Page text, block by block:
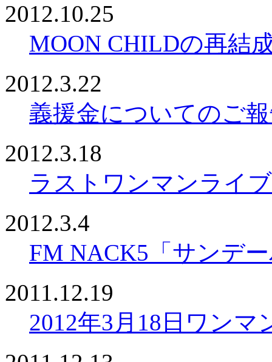
2012.10.25
MOON CHILDの再結
2012.3.22
義援金についてのご
2012.3.18
ラストワンマンライ
2012.3.4
FM NACK5「サンデ
2011.12.19
2012年3月18日ワン